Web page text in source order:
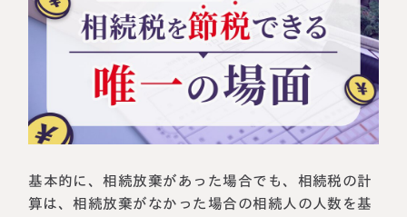
相続を学ぶ
相続に備えたい方へ
生前対策相談について
相続税試算について
料金表
選ばれる理由
基本的に、相続放棄があった場合でも、相続税の計
算は、相続放棄がなかった場合の相続人の人数を基